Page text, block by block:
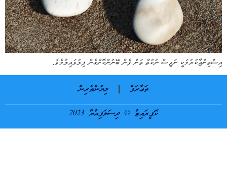
އިސްތިންޖާކުރުމަކީ ނަޖިސް ނުކުތް ތަން ފެން ބޭނުންކޮށްގެން ފިލުވައިލުމެވެ.
ތަޢާރަފް
ލިޔުންތެރިން
ކޮޕީރައިޓް © ދިސަލަފިއްޔާ 2023